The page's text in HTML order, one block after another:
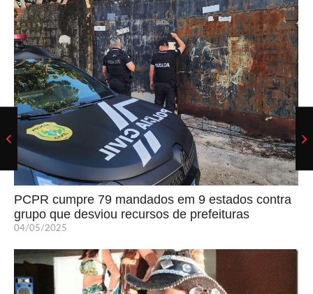
PCPR cumpre 79 mandados em 9 estados contra
grupo que desviou recursos de prefeituras
04/05/2025